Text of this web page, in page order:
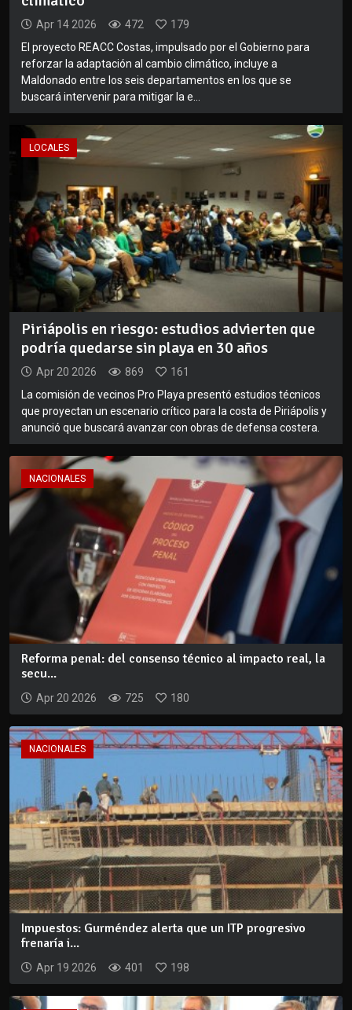
Apr 14 2026 472
179
El proyecto REACC Costas, impulsado por el Gobierno para
reforzar la adaptación al cambio climático, incluye a
Maldonado entre los seis departamentos en los que se
buscará intervenir para mitigar la e...
LOCALES
Piriápolis en riesgo: estudios advierten que
podría quedarse sin playa en 30 años
Apr 20 2026 869
161
La comisión de vecinos Pro Playa presentó estudios técnicos
que proyectan un escenario crítico para la costa de Piriápolis y
anunció que buscará avanzar con obras de defensa costera.
NACIONALES
Reforma penal: del consenso técnico al impacto real, la
secu...
Apr 20 2026 725 180
NACIONALES
Impuestos: Gurméndez alerta que un ITP progresivo
frenaría i...
Apr 19 2026 401 198